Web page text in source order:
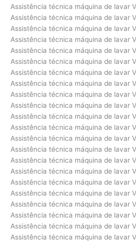
Assistência técnica máquina de lavar
Assistência técnica máquina de lavar
Assistência técnica máquina de lavar
Assistência técnica máquina de lavar
Assistência técnica máquina de lavar
Assistência técnica máquina de lavar
Assistência técnica máquina de lavar
Assistência técnica máquina de lavar
Assistência técnica máquina de lavar
Assistência técnica máquina de lavar
Assistência técnica máquina de lavar
Assistência técnica máquina de lavar
Assistência técnica máquina de lavar
Assistência técnica máquina de lavar
Assistência técnica máquina de lavar
Assistência técnica máquina de lavar
Assistência técnica máquina de lavar
Assistência técnica máquina de lavar
Assistência técnica máquina de lavar
Assistência técnica máquina de lavar
Assistência técnica máquina de lavar
Assistência técnica máquina de lavar